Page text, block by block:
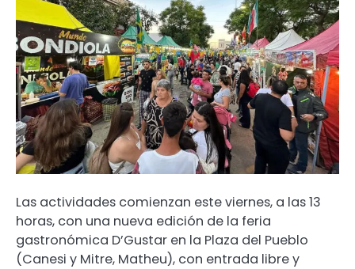
Las actividades comienzan este viernes, a las 13
horas, con una nueva edición de la feria
gastronómica D’Gustar en la Plaza del Pueblo
(Canesi y Mitre, Matheu), con entrada libre y